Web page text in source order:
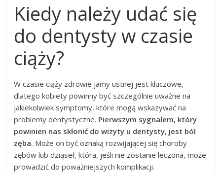
Kiedy należy udać się
do dentysty w czasie
ciąży?
W czasie ciąży zdrowie jamy ustnej jest kluczowe,
dlatego kobiety powinny być szczególnie uważne na
jakiekolwiek symptomy, które mogą wskazywać na
problemy dentystyczne. Pierwszym sygnałem, który
powinien nas skłonić do wizyty u dentysty, jest ból
zęba. Może on być oznaką rozwijającej się choroby
zębów lub dziąseł, która, jeśli nie zostanie leczona, może
prowadzić do poważniejszych komplikacji.